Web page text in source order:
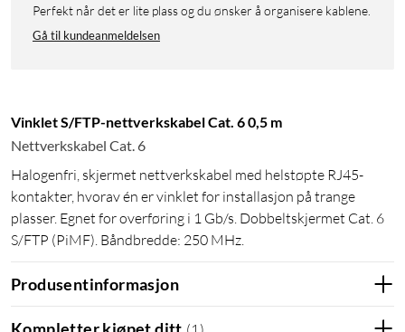
Perfekt når det er lite plass og du ønsker å organisere kablene.
Gå til kundeanmeldelsen
Vinklet S/FTP-nettverkskabel Cat. 6 0,5 m
Nettverkskabel Cat. 6
Halogenfri, skjermet nettverkskabel med helstøpte RJ45-
kontakter, hvorav én er vinklet for installasjon på trange
plasser. Egnet for overføring i 1 Gb/s. Dobbeltskjermet Cat. 6
S/FTP (PiMF). Båndbredde: 250 MHz.
Produsentinformasjon